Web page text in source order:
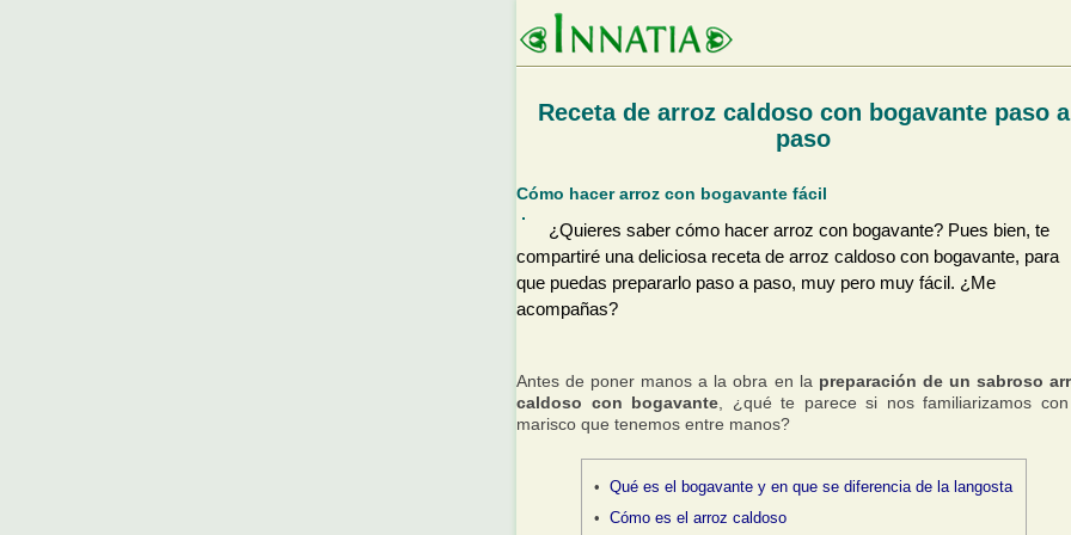
Receta de arroz caldoso con bogavante paso a
paso
Cómo hacer arroz con bogavante fácil
¿Quieres saber cómo hacer arroz con bogavante? Pues bien, te
compartiré una deliciosa receta de arroz caldoso con bogavante, para
que puedas prepararlo paso a paso, muy pero muy fácil. ¿Me
acompañas?
Antes de poner manos a la obra en la preparación de un sabroso
caldoso con bogavante , ¿qué te parece si nos familiarizamos
marisco que tenemos entre manos?
Qué es el bogavante y en que se diferencia de la langosta
Cómo es el arroz caldoso